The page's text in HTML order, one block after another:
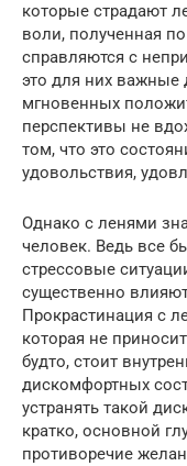
которые страдают
воли, полученная
справляются с
это для них важные
мгновенных
перспективы не
том, что это
удовольствия,
Однако с ленями
человек. Ведь все
стрессовые
существенно
Прокрастинация с
которая не
будто, стоит
дискомфортных
устранять такой
кратко, основной
противоречие